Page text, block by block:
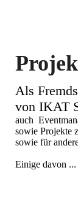
Als
von IKAT
auch
sowie Projekte
sowie für
Einige davon ...